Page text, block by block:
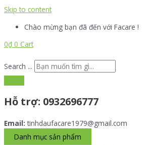
Skip to content
Chào mừng bạn đã đến với Facare !
0₫ 0 Cart
Search ...
Hỗ trợ: 0932696777
Email: tinhdaufacare1979@gmail.com
Danh mục sản phẩm